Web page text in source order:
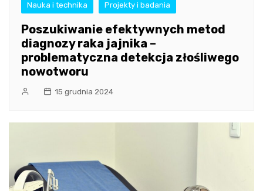
Nauka i technika Projekty i badania
Poszukiwanie efektywnych metod
diagnozy raka jajnika –
problematyczna detekcja złośliwego
nowotworu
15 grudnia 2024